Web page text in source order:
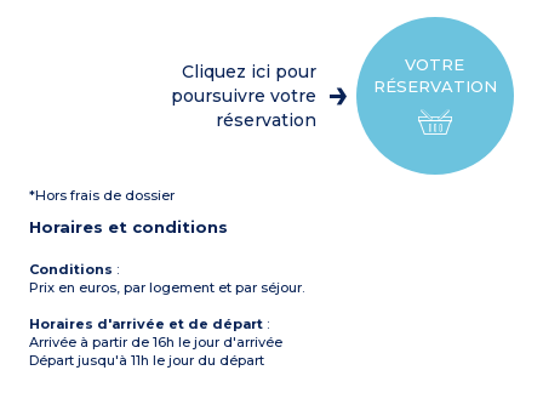
Salle de bain avec cabine
de douche, sèche-cheveux,
VOTRE
RÉSERVATION
Cliquez ici pour
poursuivre votre
réservation
*Hors frais de dossier
Horaires et conditions
Conditions :
Prix en euros, par logement et par séjour.
Horaires d'arrivée et de départ :
Arrivée à partir de 16h le jour d'arrivée
Départ jusqu'à 11h le jour du départ